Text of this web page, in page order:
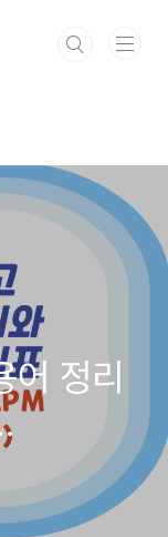
어 정리
뜻과